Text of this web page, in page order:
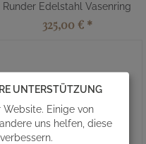
Runder Edelstahl Vasenring
325,00 € *
UNTERSTÜTZUNG
Einige von
uns helfen, diese